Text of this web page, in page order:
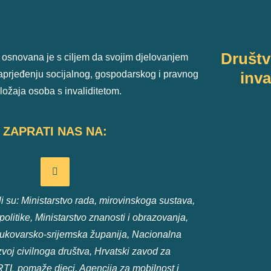
osnovana je s ciljem da svojim djelovanjem
socijalnog, gospodarskog i pravnog
osoba s invaliditetom.
ZAPRATI NAS NA:
su: Ministarstvo rada, mirovinskoga sustava,
Ministarstvo znanosti i obrazovanja,
srijemska županija, Nacionalna
civilnoga društva, Hrvatski zavod za
pomaže djeci, Agencija za mobilnost i